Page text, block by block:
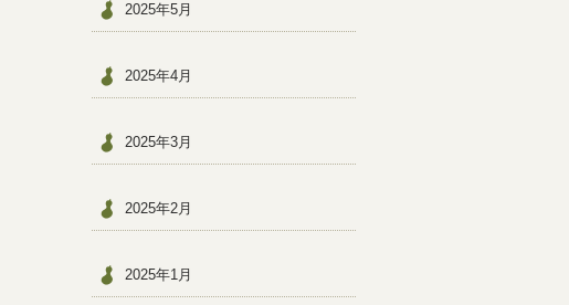
2025年5月
2025年4月
2025年3月
2025年2月
2025年1月